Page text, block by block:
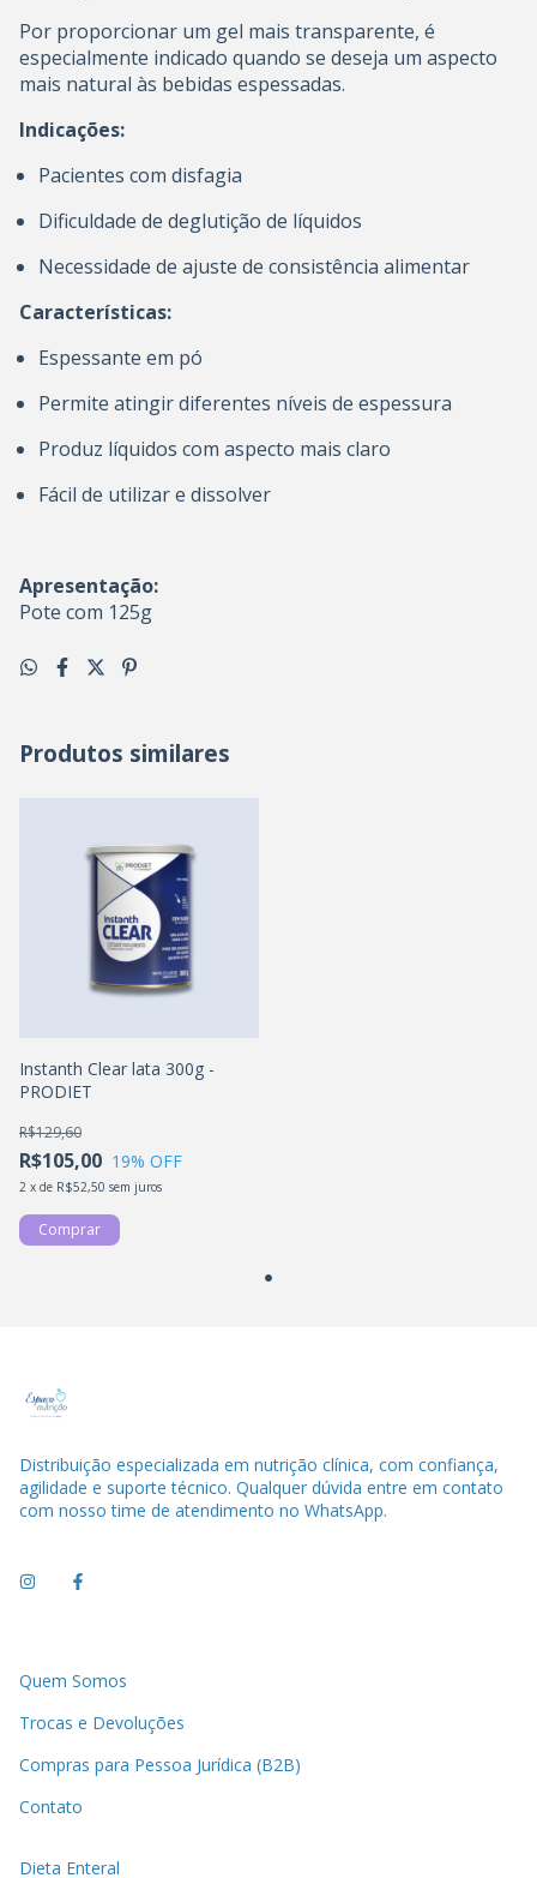
Por proporcionar um gel mais transparente, é
especialmente indicado quando se deseja um aspecto
mais natural às bebidas espessadas.
Indicações:
Pacientes com disfagia
Dificuldade de deglutição de líquidos
Necessidade de ajuste de consistência alimentar
Características:
Espessante em pó
Permite atingir diferentes níveis de espessura
Produz líquidos com aspecto mais claro
Fácil de utilizar e dissolver
Apresentação:
Pote com 125g
Produtos similares
Instanth Clear lata 300g -
PRODIET
R$105,00
R$129,60
19% OFF
2 x de R$52,50 sem juros
Distribuição especializada em nutrição clínica, com confiança,
agilidade e suporte técnico. Qualquer dúvida entre em contato
com nosso time de atendimento no WhatsApp.
Quem Somos
Trocas e Devoluções
Compras para Pessoa Jurídica (B2B)
Contato
Dieta Enteral